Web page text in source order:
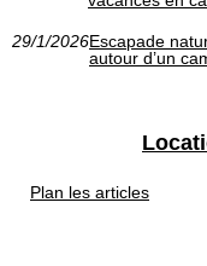
29/1/2026Escapade
autour d’un
Plan les articles